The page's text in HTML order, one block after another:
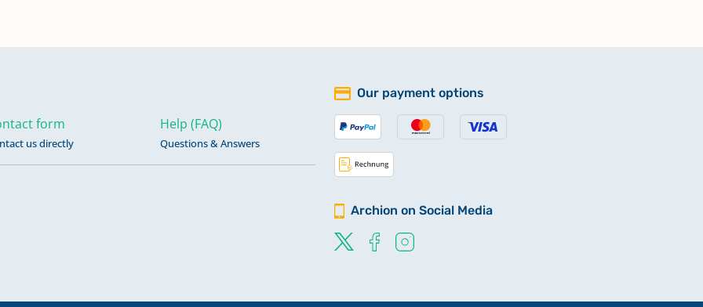
form
us directly
Help (FAQ)
Questions & Answers
Our payment options
Archion on Social Media